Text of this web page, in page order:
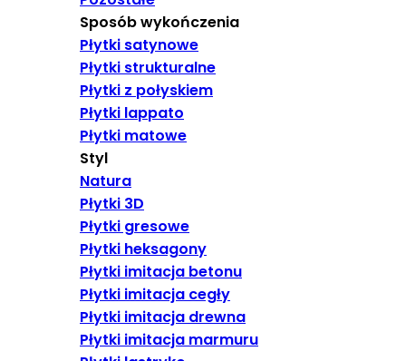
Sposób wykończenia
Płytki satynowe
Płytki strukturalne
Płytki z połyskiem
Płytki lappato
Płytki matowe
Styl
Natura
Płytki 3D
Płytki gresowe
Płytki heksagony
Płytki imitacja betonu
Płytki imitacja cegły
Płytki imitacja drewna
Płytki imitacja marmuru